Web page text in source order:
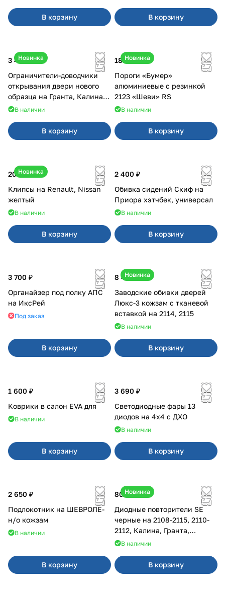
В корзину В корзину
Новинка
3 400 ₽
Ограничители-доводчики
открывания двери нового
образца на Гранта, Калина 2,
Урбан
В наличии
В корзину
Новинка
18 000 ₽
Пороги «Бумер»
алюминиевые с резинкой
2123 «Шеви» RS
В наличии
В корзину
Новинка
20 ₽
Клипсы на Renault, Nissan
желтый
В наличии
В корзину
2 400 ₽
Обивка сидений Скиф на
Приора хэтчбек, универсал
В наличии
В корзину
3 700 ₽
Органайзер под полку АПС
на ИксРей
Под заказ
В корзину
Новинка
8 450 ₽
Заводские обивки дверей
Люкс-3 кожзам с тканевой
вставкой на 2114, 2115
В наличии
В корзину
1 600 ₽
Коврики в салон EVA для
В наличии
В корзину
3 690 ₽
Светодиодные фары 13
диодов на 4x4 с ДХО
В наличии
В корзину
2 650 ₽
Подлокотник на ШЕВРОЛЕ-
н/о кожзам
В наличии
В корзину
Новинка
800 ₽
Диодные повторители SE
черные на 2108-2115, 2110-
2112, Калина, Гранта,
Приора
В наличии
В корзину